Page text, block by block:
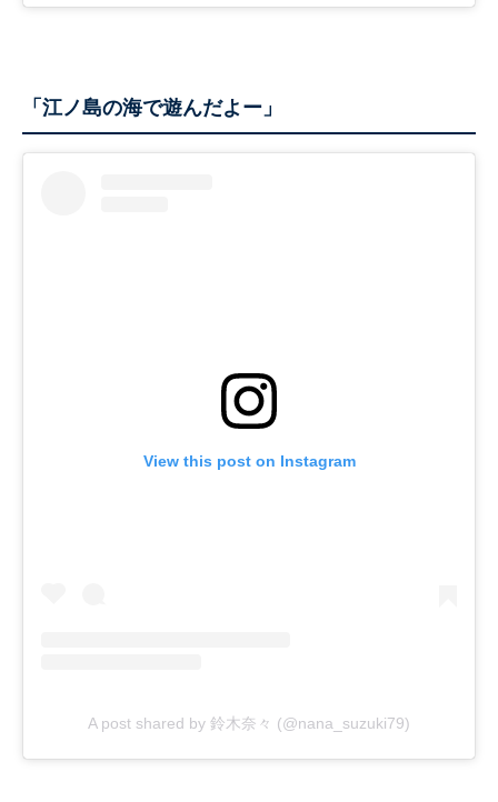
「江ノ島の海で遊んだよー」
View this post on Instagram
A post shared by 鈴木奈々 (@nana_suzuki79)